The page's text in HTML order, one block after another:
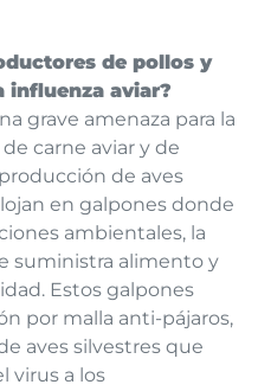
de pollos y
influenza aviar?
grave amenaza para la
carne aviar y de
de aves
en galpones donde
ambientales, la
suministra alimento y
Estos galpones
por malla anti-pájaros,
aves silvestres que
virus a los